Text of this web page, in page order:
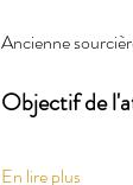
Ancienne
Objectif de
En lire plus